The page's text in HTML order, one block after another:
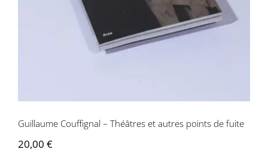
Guillaume Couffignal – Théâtres et autres points de fuite
20,00 €